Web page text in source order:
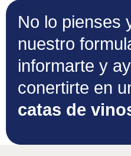
No lo pienses
nuestro
informarte y
conertirte en
catas de